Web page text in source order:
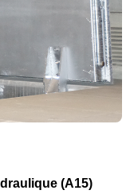
(A15)